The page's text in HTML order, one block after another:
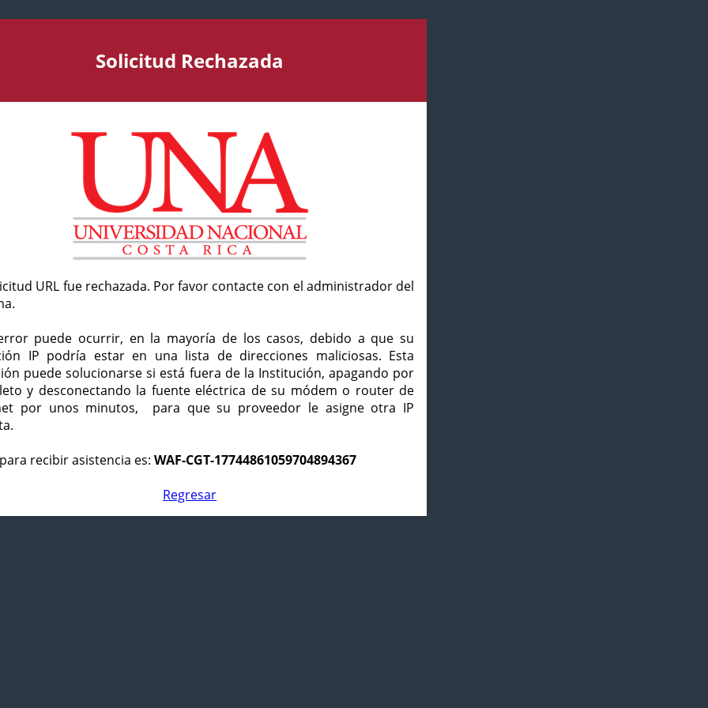
Solicitud Rechazada
URL fue rechazada. Por favor contacte con el administrador del
puede ocurrir, en la mayoría de los casos, debido a que su
IP podría estar en una lista de direcciones maliciosas. Esta
puede solucionarse si está fuera de la Institución, apagando por
y desconectando la fuente eléctrica de su módem o router de
por unos minutos, para que su proveedor le asigne otra IP
recibir asistencia es: WAF-CGT-17744861059704894367
Regresar